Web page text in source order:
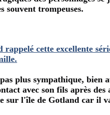
souvent trompeuses.
rappelé cette excellente
plus sympathique, bien
avec son fils après des
sur l'île de Gotland car il